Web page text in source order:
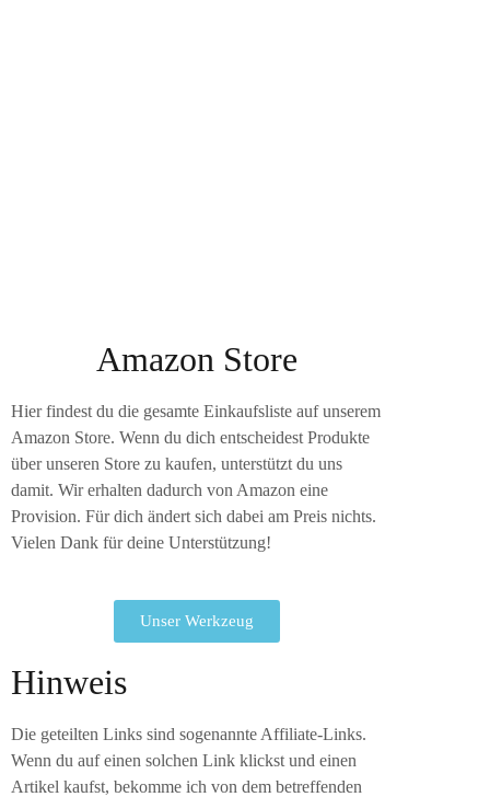
Amazon Store
Hier findest du die gesamte Einkaufsliste auf unserem
Amazon Store. Wenn du dich entscheidest Produkte
über unseren Store zu kaufen, unterstützt du uns
damit. Wir erhalten dadurch von Amazon eine
Provision. Für dich ändert sich dabei am Preis nichts.
Vielen Dank für deine Unterstützung!
Unser Werkzeug
Hinweis
Die geteilten Links sind sogenannte Affiliate-Links.
Wenn du auf einen solchen Link klickst und einen
Artikel kaufst, bekomme ich von dem betreffenden